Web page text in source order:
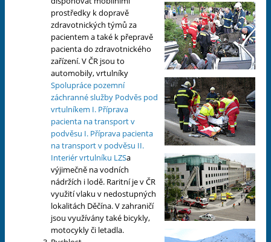
prostředky k dopravě
zdravotnických týmů za
pacientem a také k přepravě
pacienta do zdravotnického
zařízení. V ČR jsou to
automobily, vrtulníky
Spolupráce pozemní
záchranné služby Podvěs pod
vrtulníkem I. Příprava
pacienta na transport v
podvěsu I. Příprava pacienta
na transport v podvěsu II.
Interiér vrtulníku LZSa
výjimečně na vodních
nádržích i lodě. Raritní je v ČR
využití vlaku v nedostupných
lokalitách Děčína. V zahraničí
jsou využívány také bicykly,
motocykly či letadla.